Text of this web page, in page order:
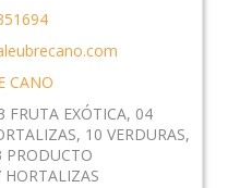
CANO
FRUTA EXÓTICA, 04
, 10 VERDURAS,
PRODUCTO
HORTALIZAS